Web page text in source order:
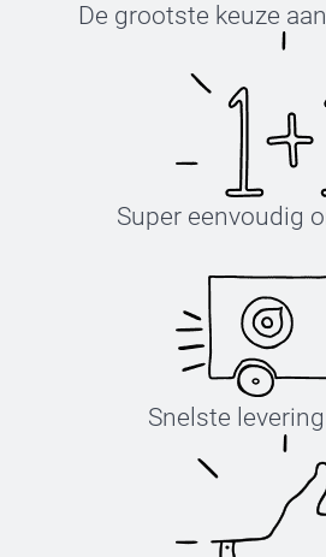
De grootste keuze
Super eenvoudig
Snelste